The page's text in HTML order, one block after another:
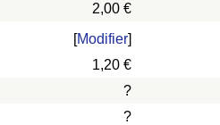
2,00 €
[Modifier]
1,20 €
?
?